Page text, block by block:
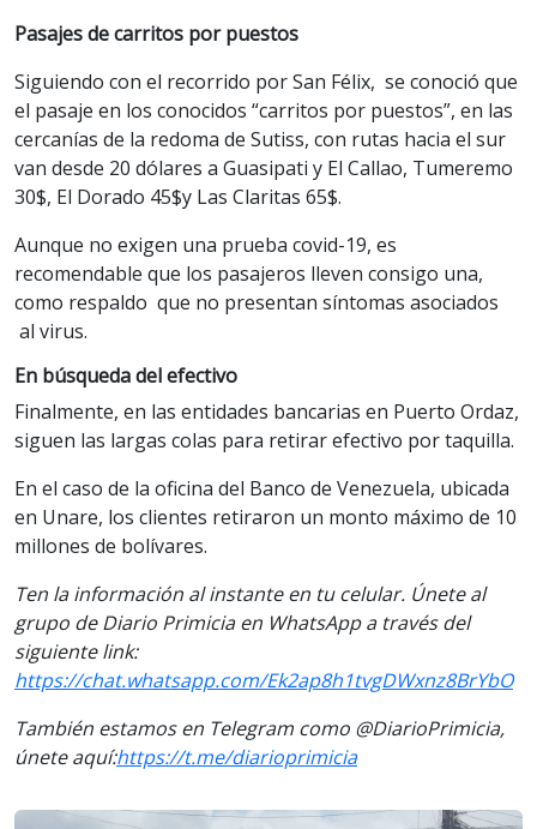
Pasajes de carritos por puestos
Siguiendo con el recorrido por San Félix, se conoció que
el pasaje en los conocidos “carritos por puestos”, en las
cercanías de la redoma de Sutiss, con rutas hacia el sur
van desde 20 dólares a Guasipati y El Callao, Tumeremo
30$, El Dorado 45$y Las Claritas 65$.
Aunque no exigen una prueba covid-19, es
recomendable que los pasajeros lleven consigo una,
como respaldo que no presentan síntomas asociados
al virus.
En búsqueda del efectivo
Finalmente, en las entidades bancarias en Puerto Ordaz,
siguen las largas colas para retirar efectivo por taquilla.
En el caso de la oficina del Banco de Venezuela, ubicada
en Unare, los clientes retiraron un monto máximo de 10
millones de bolívares.
Ten la información al instante en tu celular. Únete al
grupo de Diario Primicia en WhatsApp a través del
siguiente link:
https://chat.whatsapp.com/Ek2ap8h1tvgDWxnz8BrYbO
También estamos en Telegram como @DiarioPrimicia,
únete aquí:https://t.me/diarioprimicia